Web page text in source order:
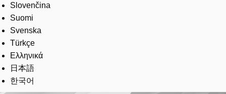
Slovenčina
Suomi
Svenska
Türkçe
Ελληνικά
日本語
한국어